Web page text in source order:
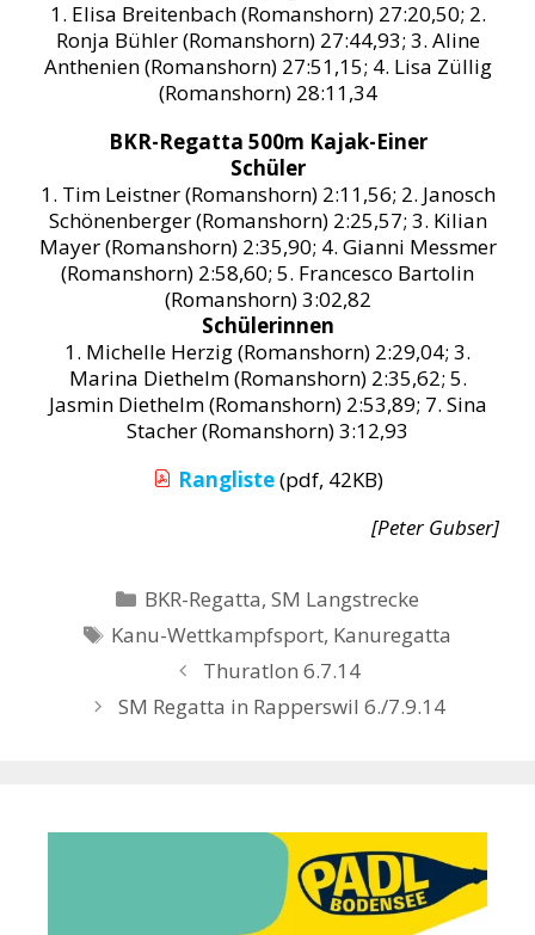
1. Elisa Breitenbach (Romanshorn) 27:20,50; 2.
Ronja Bühler (Romanshorn) 27:44,93; 3. Aline
Anthenien (Romanshorn) 27:51,15; 4. Lisa Züllig
(Romanshorn) 28:11,34
BKR-Regatta 500m Kajak-Einer
Schüler
1. Tim Leistner (Romanshorn) 2:11,56; 2. Janosch
Schönenberger (Romanshorn) 2:25,57; 3. Kilian
Mayer (Romanshorn) 2:35,90; 4. Gianni Messmer
(Romanshorn) 2:58,60; 5. Francesco Bartolin
(Romanshorn) 3:02,82
Schülerinnen
1. Michelle Herzig (Romanshorn) 2:29,04; 3.
Marina Diethelm (Romanshorn) 2:35,62; 5.
Jasmin Diethelm (Romanshorn) 2:53,89; 7. Sina
Stacher (Romanshorn) 3:12,93
Rangliste(pdf, 42KB)
[Peter Gubser]
Kategorien
BKR-Regatta, SM Langstrecke
Schlagwörter
Kanu-Wettkampfsport, Kanuregatta
Thuratlon 6.7.14
SM Regatta in Rapperswil 6./7.9.14